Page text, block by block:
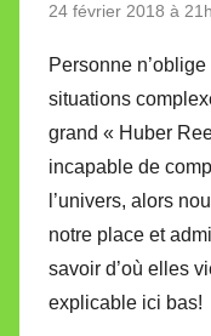
24 février 2018 à
Personne
situations
grand « Huber
incapable de
l’univers, alors
notre place et
savoir d’où elles
explicable ici bas!